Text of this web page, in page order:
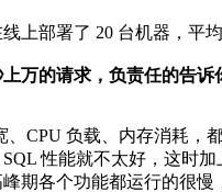
上部署了 20 台机器，平
万的请求，负责任的告诉
CPU 负载、内存消耗，
性能就不太好，这时
期各个功能都运行的很